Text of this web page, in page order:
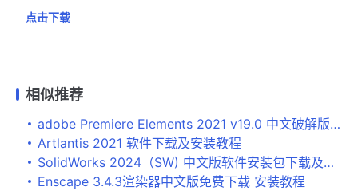
点击下载
相似推荐
adobe Premiere Elements 2021 v19.0 中文破解版下载 安装教程
Artlantis 2021 软件下载及安装教程
SolidWorks 2024（SW) 中文版软件安装包下载及安装激活教程
Enscape 3.4.3渲染器中文版免费下载 安装教程